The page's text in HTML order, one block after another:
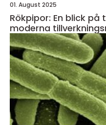
01. August 2025
Rökpipor: En blick
moderna